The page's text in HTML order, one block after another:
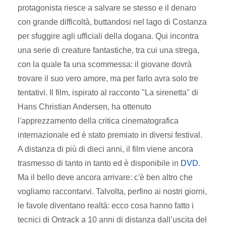
protagonista riesce a salvare se stesso e il denaro
con grande difficoltà, buttandosi nel lago di Costanza
per sfuggire agli ufficiali della dogana. Qui incontra
una serie di creature fantastiche, tra cui una strega,
con la quale fa una scommessa: il giovane dovrà
trovare il suo vero amore, ma per farlo avra solo tre
tentativi. Il film, ispirato al racconto "La sirenetta" di
Hans Christian Andersen, ha ottenuto
l'apprezzamento della critica cinematografica
internazionale ed è stato premiato in diversi festival.
A distanza di più di dieci anni, il film viene ancora
trasmesso di tanto in tanto ed è disponibile in DVD.
Ma il bello deve ancora arrivare: c'è ben altro che
vogliamo raccontarvi. Talvolta, perfino ai nostri giorni,
le favole diventano realtà: ecco cosa hanno fatto i
tecnici di Ontrack a 10 anni di distanza dall’uscita del